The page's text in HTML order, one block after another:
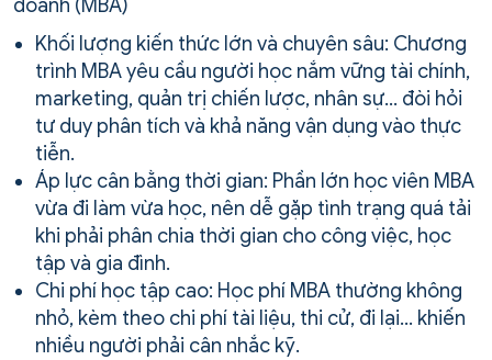
doanh (MBA)
Khối lượng kiến thức lớn và chuyên sâu: Chương
trình MBA yêu cầu người học nắm vững tài chính,
marketing, quản trị chiến lược, nhân sự… đòi hỏi
tư duy phân tích và khả năng vận dụng vào thực
tiễn.
Áp lực cân bằng thời gian: Phần lớn học viên MBA
vừa đi làm vừa học, nên dễ gặp tình trạng quá tải
khi phải phân chia thời gian cho công việc, học
tập và gia đình.
Chi phí học tập cao: Học phí MBA thường không
nhỏ, kèm theo chi phí tài liệu, thi cử, đi lại… khiến
nhiều người phải cân nhắc kỹ.